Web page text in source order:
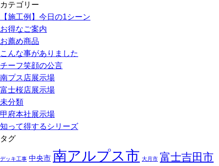
カテゴリー
【施工例】今日の1シーン
お得なご案内
お薦め商品
こんな事がありました
チーフ笑顔の公言
南プス店展示場
富士桜店展示場
未分類
甲府本社展示場
知って得するシリーズ
タグ
デッキ工事 中央市 南アルプス市 大月市 富士吉田市